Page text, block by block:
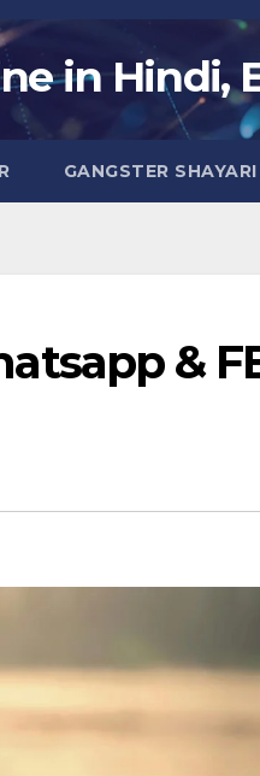
in Hindi,
GANGSTER SHAYARI
&